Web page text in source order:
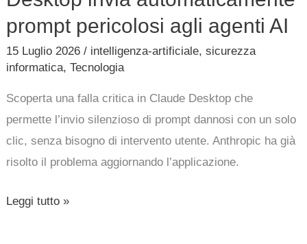
prompt pericolosi agli agenti AI
15 Luglio 2026/ intelligenza-artificiale,sicurezza
informatica,Tecnologia
Scoperta una falla critica in Claude Desktop che
permette l’invio silenzioso di prompt dannosi con un solo
clic, senza bisogno di intervento utente. Anthropic ha già
risolto il problema aggiornando l’applicazione.
Leggi tutto »